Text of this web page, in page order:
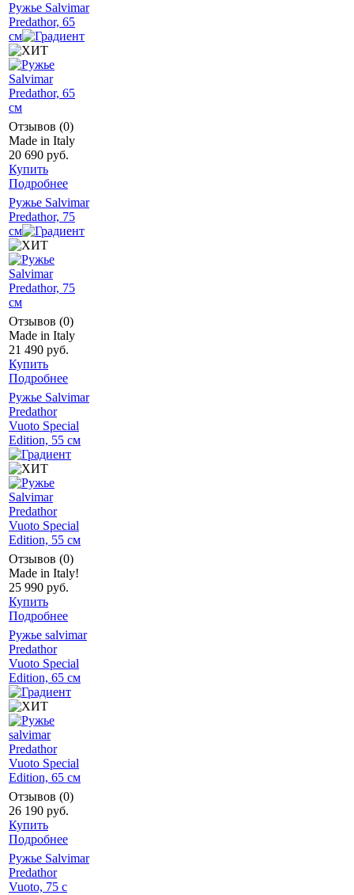
Ружье Salvimar
Predathor, 65
см
Отзывов (0)
Made in Italy
20 690 руб.
Купить
Подробнее
Ружье Salvimar
Predathor, 75
см
Отзывов (0)
Made in Italy
21 490 руб.
Купить
Подробнее
Ружье Salvimar
Predathor
Vuoto Special
Edition, 55 см
Отзывов (0)
Made in Italy!
25 990 руб.
Купить
Подробнее
Ружье salvimar
Predathor
Vuoto Special
Edition, 65 см
Отзывов (0)
26 190 руб.
Купить
Подробнее
Ружье Salvimar
Predathor
Vuoto, 75 с